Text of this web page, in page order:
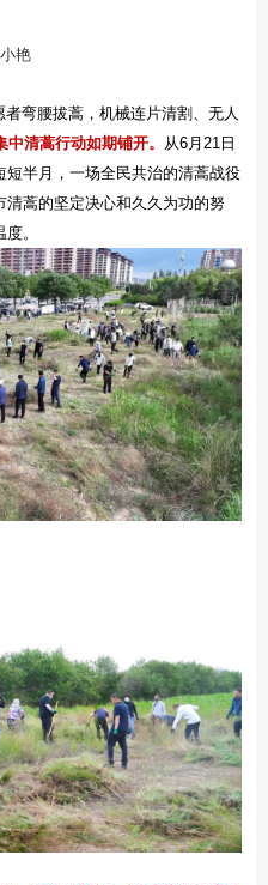
艳
弯腰拔蒿，机械连片清割、无人
清蒿行动如期铺开。 从6月21日
半月，一场全民共治的清蒿战役
蒿的坚定决心和久久为功的努
。